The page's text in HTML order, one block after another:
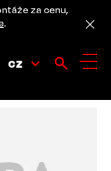
za cenu,
.
CZ